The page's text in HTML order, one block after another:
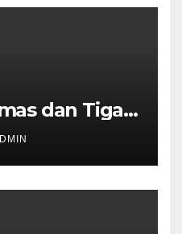
dan Tiga
Warga
Ronda